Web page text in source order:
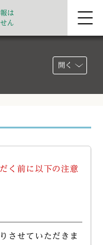
は
ん
開く
く前に以下の注意
させていただきま